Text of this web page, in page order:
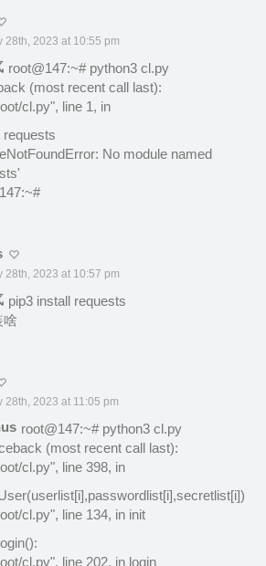
28th, 2023 at 10:55 pm
root@147:~# python3 cl.py
(most recent call last):
cl.py", line 1, in
requests
No module named
28th, 2023 at 10:57 pm
pip3 install requests
啥
28th, 2023 at 11:05 pm
root@147:~# python3 cl.py
(most recent call last):
cl.py", line 398, in
cl.py", line 134, in init
cl.py", line 202, in login